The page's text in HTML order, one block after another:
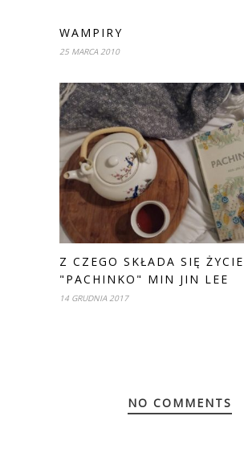
WAMPIRY
25 MARCA 2010
Z CZEGO SKŁADA SIĘ
"PACHINKO" MIN JIN LEE
14 GRUDNIA 2017
NO COMMENTS